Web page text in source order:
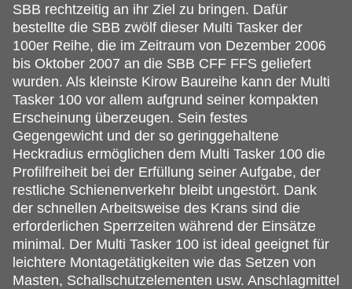
SBB rechtzeitig an ihr Ziel zu bringen. Dafür
bestellte die SBB zwölf dieser Multi Tasker der
100er Reihe, die im Zeitraum von Dezember 2006
bis Oktober 2007 an die SBB CFF FFS geliefert
wurden. Als kleinste Kirow Baureihe kann der Multi
Tasker 100 vor allem aufgrund seiner kompakten
Erscheinung überzeugen. Sein festes
Gegengewicht und der so geringgehaltene
Heckradius ermöglichen dem Multi Tasker 100 die
Profilfreiheit bei der Erfüllung seiner Aufgabe, der
restliche Schienenverkehr bleibt ungestört. Dank
der schnellen Arbeitsweise des Krans sind die
erforderlichen Sperrzeiten während der Einsätze
minimal. Der Multi Tasker 100 ist ideal geeignet für
leichtere Montagetätigkeiten wie das Setzen von
Masten, Schallschutzelementen usw. Anschlagmittel